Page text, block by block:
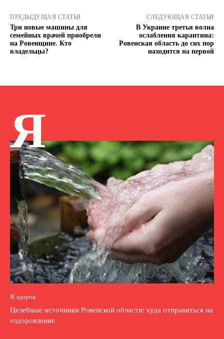
ПРЕДЫДУЩАЯ СТАТЬЯ
Три новые машины для
семейных врачей приобрели
на Ровенщине. Кто
владельцы?
СЛЕДУЮЩАЯ СТАТЬЯ
В Украине третья волна
ослабления карантина:
Ровенская область до сих пор
находится на первой
Я
Я здоров
Целебные источники Ровенской области: куда отправиться на
оздоровление